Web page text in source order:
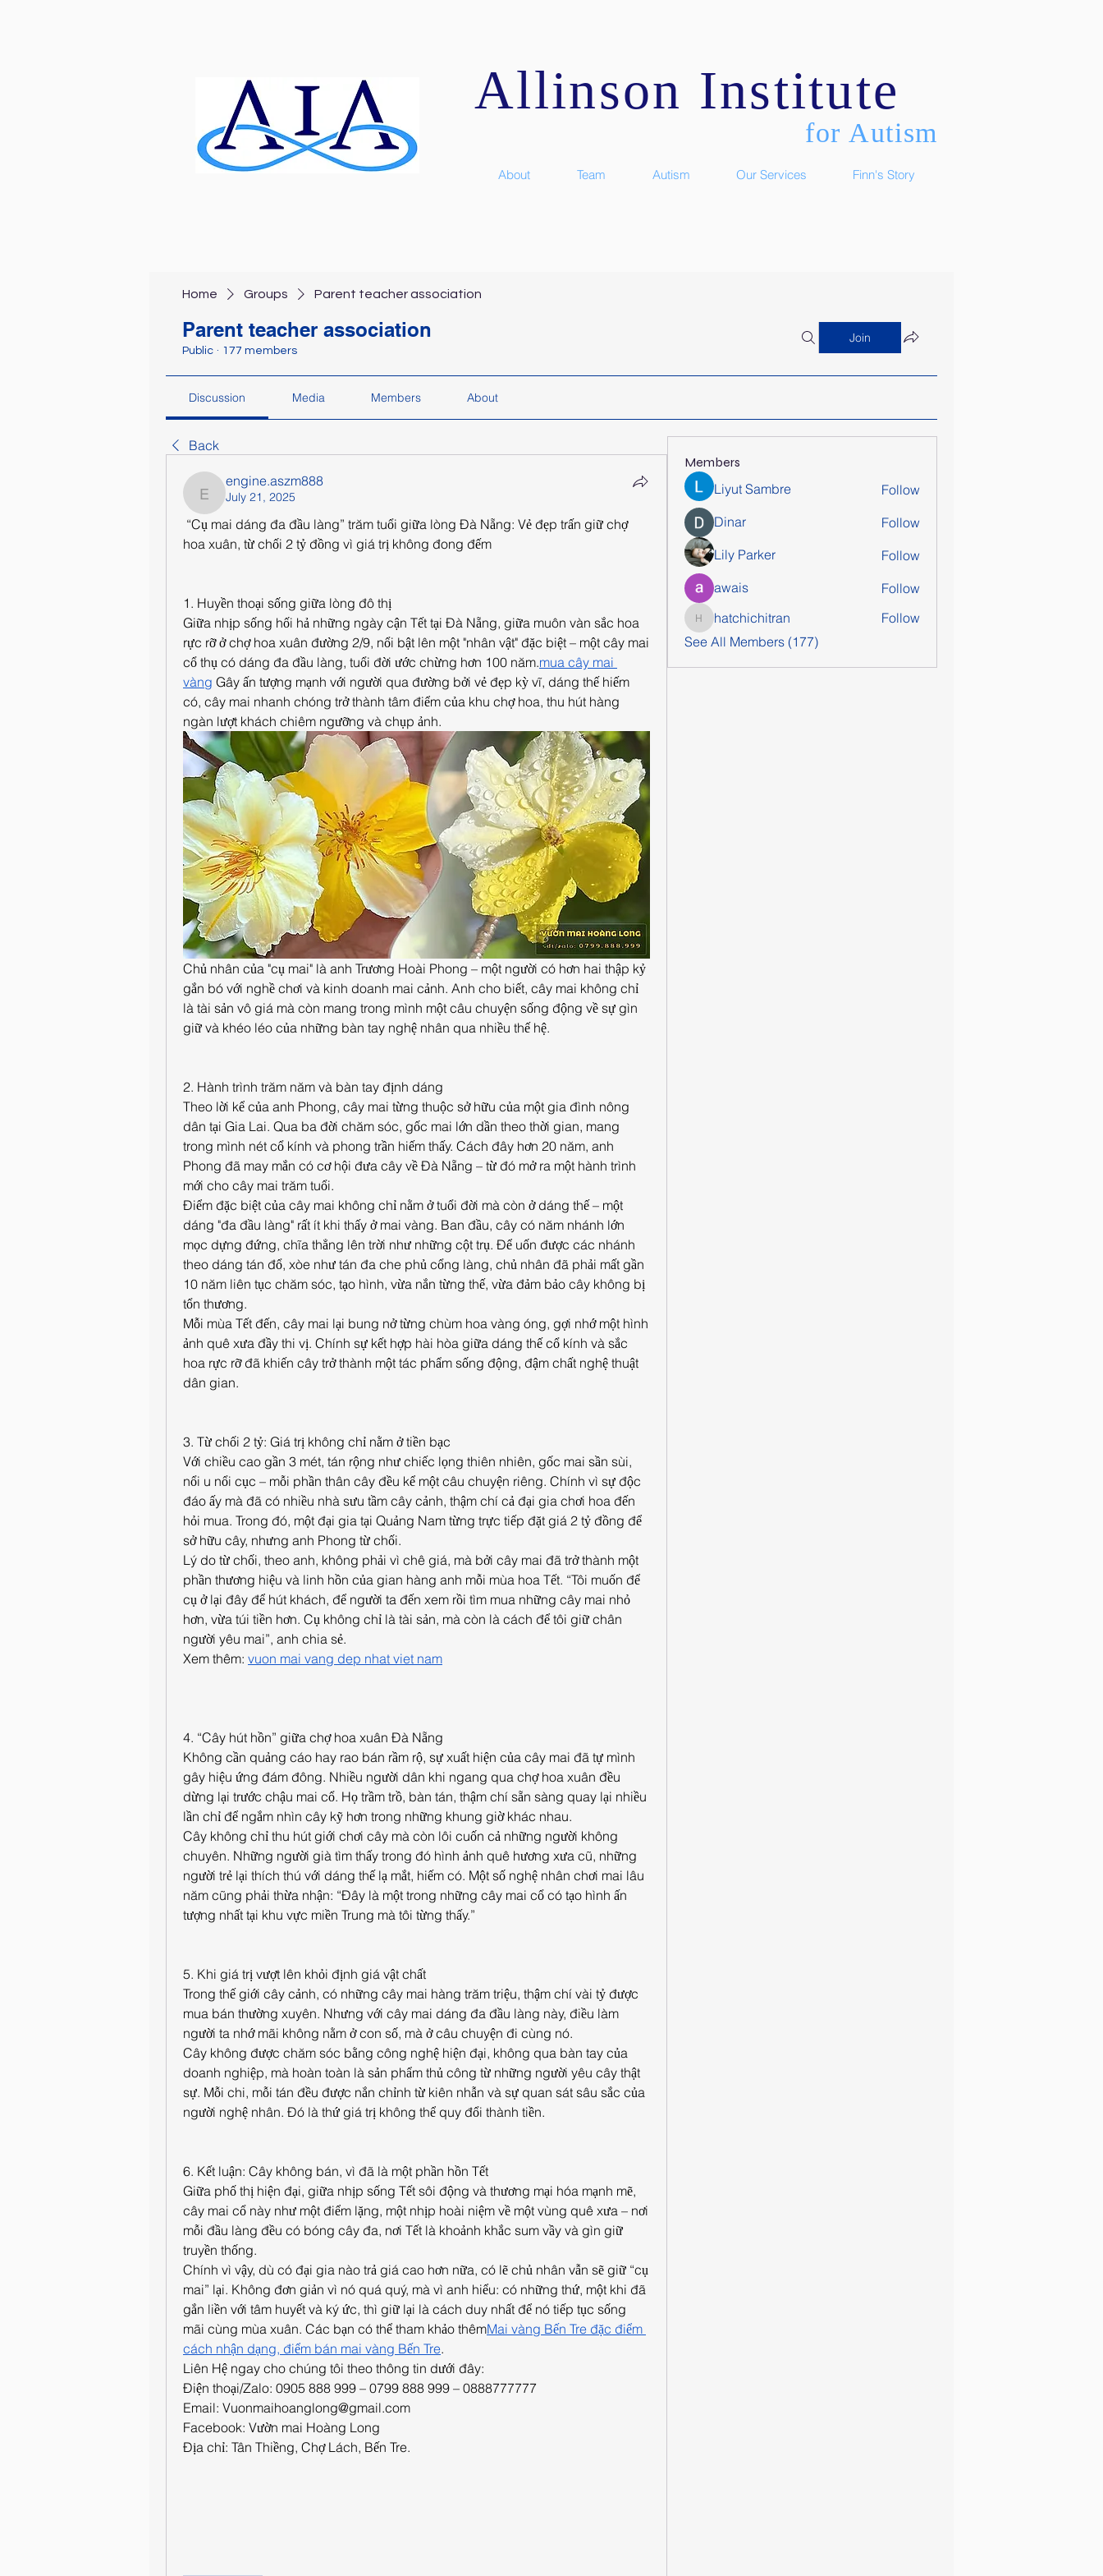
Allinson Institute
About Team Autism Our Services Finn's Story
for Autism
Home Groups Parent teacher association
Parent teacher association
Public · 177 members
Join
Discussion Media Members About
Back
engine.aszm888
engine.aszm888
July 21, 2025
“Cụ mai dáng đa đầu làng” trăm tuổi giữa lòng Đà Nẵng: Vẻ đẹp trấn giữ chợ
hoa xuân, từ chối 2 tỷ đồng vì giá trị không đong đếm
1. Huyền thoại sống giữa lòng đô thị
Giữa nhịp sống hối hả những ngày cận Tết tại Đà Nẵng, giữa muôn vàn sắc hoa
rực rỡ ở chợ hoa xuân đường 2/9, nổi bật lên một "nhân vật" đặc biệt – một cây mai
cổ thụ có dáng đa đầu làng, tuổi đời ước chừng hơn 100 năm.mua cây mai
vàng Gây ấn tượng mạnh với người qua đường bởi vẻ đẹp kỳ vĩ, dáng thế hiếm
có, cây mai nhanh chóng trở thành tâm điểm của khu chợ hoa, thu hút hàng
ngàn lượt khách chiêm ngưỡng và chụp ảnh.
Chủ nhân của "cụ mai" là anh Trương Hoài Phong – một người có hơn hai thập kỷ
gắn bó với nghề chơi và kinh doanh mai cảnh. Anh cho biết, cây mai không chỉ
là tài sản vô giá mà còn mang trong mình một câu chuyện sống động về sự gìn
giữ và khéo léo của những bàn tay nghệ nhân qua nhiều thế hệ.
2. Hành trình trăm năm và bàn tay định dáng
Theo lời kể của anh Phong, cây mai từng thuộc sở hữu của một gia đình nông
dân tại Gia Lai. Qua ba đời chăm sóc, gốc mai lớn dần theo thời gian, mang
trong mình nét cổ kính và phong trần hiếm thấy. Cách đây hơn 20 năm, anh
Phong đã may mắn có cơ hội đưa cây về Đà Nẵng – từ đó mở ra một hành trình
mới cho cây mai trăm tuổi.
Điểm đặc biệt của cây mai không chỉ nằm ở tuổi đời mà còn ở dáng thế – một
dáng "đa đầu làng" rất ít khi thấy ở mai vàng. Ban đầu, cây có năm nhánh lớn
mọc dựng đứng, chĩa thẳng lên trời như những cột trụ. Để uốn được các nhánh
theo dáng tán đổ, xòe như tán đa che phủ cổng làng, chủ nhân đã phải mất gần
10 năm liên tục chăm sóc, tạo hình, vừa nắn từng thế, vừa đảm bảo cây không bị
tổn thương.
Mỗi mùa Tết đến, cây mai lại bung nở từng chùm hoa vàng óng, gợi nhớ một hình
ảnh quê xưa đầy thi vị. Chính sự kết hợp hài hòa giữa dáng thế cổ kính và sắc
hoa rực rỡ đã khiến cây trở thành một tác phẩm sống động, đậm chất nghệ thuật
dân gian.
3. Từ chối 2 tỷ: Giá trị không chỉ nằm ở tiền bạc
Với chiều cao gần 3 mét, tán rộng như chiếc lọng thiên nhiên, gốc mai sần sùi,
nổi u nổi cục – mỗi phần thân cây đều kể một câu chuyện riêng. Chính vì sự độc
đáo ấy mà đã có nhiều nhà sưu tầm cây cảnh, thậm chí cả đại gia chơi hoa đến
hỏi mua. Trong đó, một đại gia tại Quảng Nam từng trực tiếp đặt giá 2 tỷ đồng để
sở hữu cây, nhưng anh Phong từ chối.
Lý do từ chối, theo anh, không phải vì chê giá, mà bởi cây mai đã trở thành một
phần thương hiệu và linh hồn của gian hàng anh mỗi mùa hoa Tết. “Tôi muốn để
cụ ở lại đây để hút khách, để người ta đến xem rồi tìm mua những cây mai nhỏ
hơn, vừa túi tiền hơn. Cụ không chỉ là tài sản, mà còn là cách để tôi giữ chân
người yêu mai”, anh chia sẻ.
Xem thêm: vuon mai vang dep nhat viet nam
4. “Cây hút hồn” giữa chợ hoa xuân Đà Nẵng
Không cần quảng cáo hay rao bán rầm rộ, sự xuất hiện của cây mai đã tự mình
gây hiệu ứng đám đông. Nhiều người dân khi ngang qua chợ hoa xuân đều
dừng lại trước chậu mai cổ. Họ trầm trồ, bàn tán, thậm chí sẵn sàng quay lại nhiều
lần chỉ để ngắm nhìn cây kỹ hơn trong những khung giờ khác nhau.
Cây không chỉ thu hút giới chơi cây mà còn lôi cuốn cả những người không
chuyên. Những người già tìm thấy trong đó hình ảnh quê hương xưa cũ, những
người trẻ lại thích thú với dáng thế lạ mắt, hiếm có. Một số nghệ nhân chơi mai lâu
năm cũng phải thừa nhận: “Đây là một trong những cây mai cổ có tạo hình ấn
tượng nhất tại khu vực miền Trung mà tôi từng thấy.”
5. Khi giá trị vượt lên khỏi định giá vật chất
Trong thế giới cây cảnh, có những cây mai hàng trăm triệu, thậm chí vài tỷ được
mua bán thường xuyên. Nhưng với cây mai dáng đa đầu làng này, điều làm
người ta nhớ mãi không nằm ở con số, mà ở câu chuyện đi cùng nó.
Cây không được chăm sóc bằng công nghệ hiện đại, không qua bàn tay của
doanh nghiệp, mà hoàn toàn là sản phẩm thủ công từ những người yêu cây thật
sự. Mỗi chi, mỗi tán đều được nắn chỉnh từ kiên nhẫn và sự quan sát sâu sắc của
người nghệ nhân. Đó là thứ giá trị không thể quy đổi thành tiền.
6. Kết luận: Cây không bán, vì đã là một phần hồn Tết
Giữa phố thị hiện đại, giữa nhịp sống Tết sôi động và thương mại hóa mạnh mẽ,
cây mai cổ này như một điểm lặng, một nhịp hoài niệm về một vùng quê xưa – nơi
mỗi đầu làng đều có bóng cây đa, nơi Tết là khoảnh khắc sum vầy và gìn giữ
truyền thống.
Chính vì vậy, dù có đại gia nào trả giá cao hơn nữa, có lẽ chủ nhân vẫn sẽ giữ “cụ
mai” lại. Không đơn giản vì nó quá quý, mà vì anh hiểu: có những thứ, một khi đã
gắn liền với tâm huyết và ký ức, thì giữ lại là cách duy nhất để nó tiếp tục sống
mãi cùng mùa xuân. Các bạn có thể tham khảo thêmMai vàng Bến Tre đặc điểm
cách nhận dạng, điểm bán mai vàng Bến Tre.
Liên Hệ ngay cho chúng tôi theo thông tin dưới đây:
Điện thoại/Zalo: 0905 888 999 – 0799 888 999 – 0888777777
Email: Vuonmaihoanglong@gmail.com
Facebook: Vườn mai Hoàng Long
Địa chỉ: Tân Thiềng, Chợ Lách, Bến Tre.
Members
Liyut Sambre
Follow
Dinar
Follow
Lily Parker
Follow
awais
Follow
hatchichitran
hatchichitran
Follow
See All Members (177)